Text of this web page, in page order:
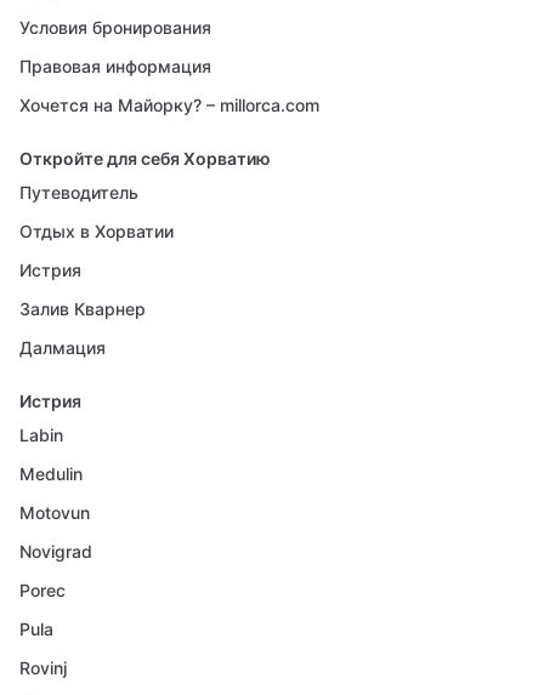
Условия бронирования
Правовая информация
Хочется на Майорку? – millorca.com
Откройте для себя Хорватию
Путеводитель
Отдых в Хорватии
Истрия
Залив Кварнер
Далмация
Истрия
Labin
Medulin
Motovun
Novigrad
Porec
Pula
Rovinj